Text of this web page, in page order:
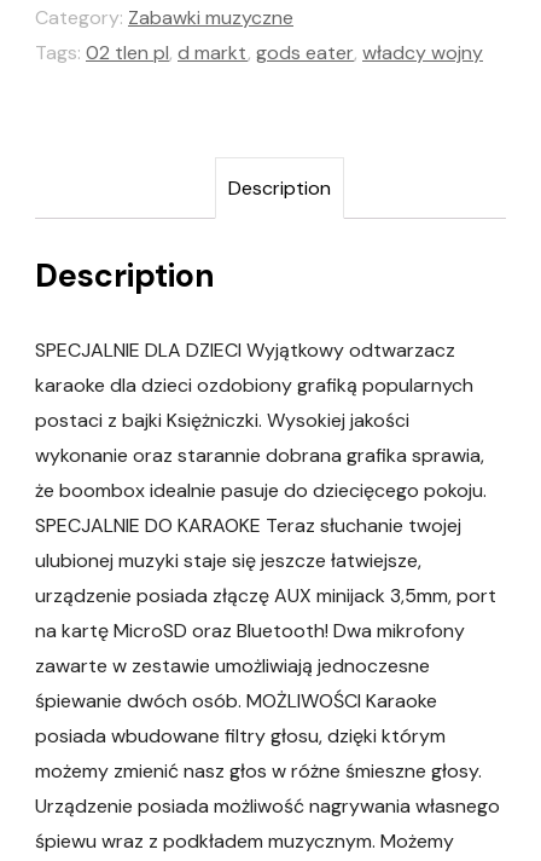
Category: Zabawki muzyczne
Tags: 02 tlen pl, d markt, gods eater, władcy wojny
Description
Description
SPECJALNIE DLA DZIECI Wyjątkowy odtwarzacz
karaoke dla dzieci ozdobiony grafiką popularnych
postaci z bajki Księżniczki. Wysokiej jakości
wykonanie oraz starannie dobrana grafika sprawia,
że boombox idealnie pasuje do dziecięcego pokoju.
SPECJALNIE DO KARAOKE Teraz słuchanie twojej
ulubionej muzyki staje się jeszcze łatwiejsze,
urządzenie posiada złączę AUX minijack 3,5mm, port
na kartę MicroSD oraz Bluetooth! Dwa mikrofony
zawarte w zestawie umożliwiają jednoczesne
śpiewanie dwóch osób. MOŻLIWOŚCI Karaoke
posiada wbudowane filtry głosu, dzięki którym
możemy zmienić nasz głos w różne śmieszne głosy.
Urządzenie posiada możliwość nagrywania własnego
śpiewu wraz z podkładem muzycznym. Możemy